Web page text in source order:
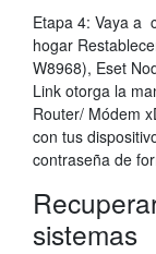
Etapa 4: Vaya a
hogar
W8968), Eset
Link otorga la
Router/ Módem
con tus
contraseña de
sistemas